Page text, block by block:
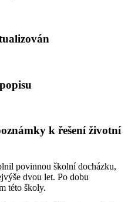
k řešení životní
povinnou školní docházku,
dvou let. Po dobu
této školy.